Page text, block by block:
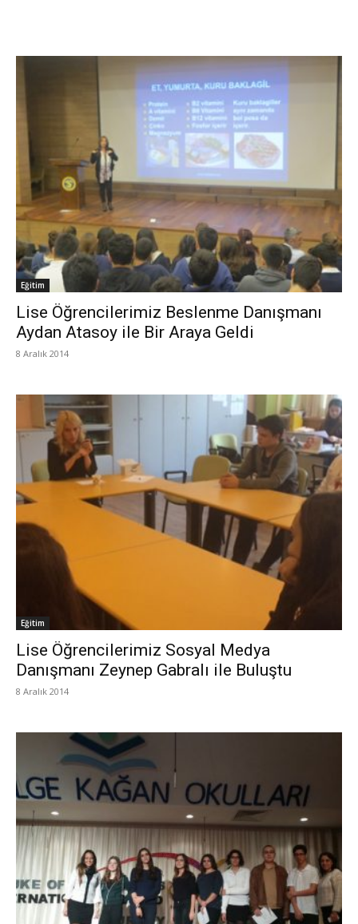
Eğitim
Lise Öğrencilerimiz Beslenme Danışmanı
Aydan Atasoy ile Bir Araya Geldi
8 Aralık 2014
Eğitim
Lise Öğrencilerimiz Sosyal Medya
Danışmanı Zeynep Gabralı ile Buluştu
8 Aralık 2014